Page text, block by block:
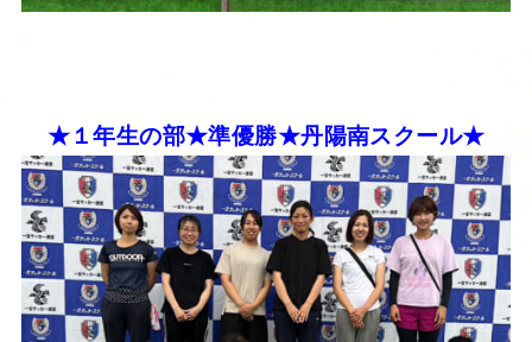
★１年生の部★準優勝★丹陽南スクール★